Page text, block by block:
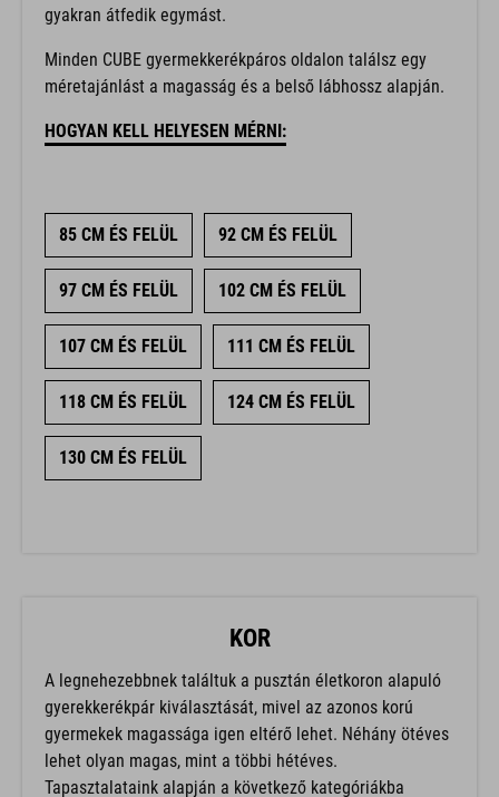
gyakran átfedik egymást.
Minden CUBE gyermekkerékpáros oldalon találsz egy
méretajánlást a magasság és a belső lábhossz alapján.
HOGYAN KELL HELYESEN MÉRNI:
85 CM ÉS FELÜL 92 CM ÉS FELÜL
97 CM ÉS FELÜL 102 CM ÉS FELÜL
107 CM ÉS FELÜL 111 CM ÉS FELÜL
118 CM ÉS FELÜL 124 CM ÉS FELÜL
130 CM ÉS FELÜL
KOR
A legnehezebbnek találtuk a pusztán életkoron alapuló
gyerekkerékpár kiválasztását, mivel az azonos korú
gyermekek magassága igen eltérő lehet. Néhány ötéves
lehet olyan magas, mint a többi hétéves.
Tapasztalataink alapján a következő kategóriákba